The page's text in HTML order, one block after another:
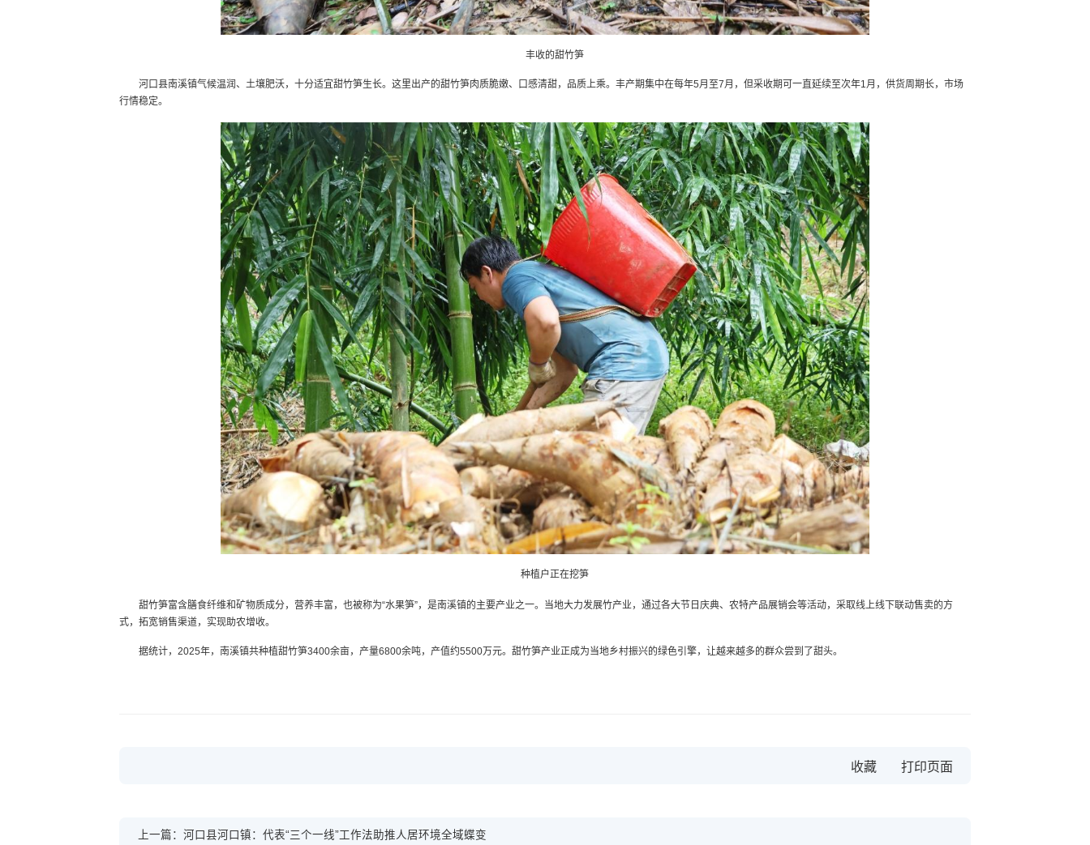
丰收的甜竹笋
河口县南溪镇气候温润、土壤肥沃，十分适宜甜竹笋生长。这里出产的甜竹笋肉质脆嫩、口感清甜，品质上乘。丰产期集中在每年5月至7月，但采收期可一直延续至次年1月，供货周期长，市场
行情稳定。
种植户正在挖笋
甜竹笋富含膳食纤维和矿物质成分，营养丰富，也被称为“水果笋”，是南溪镇的主要产业之一。当地大力发展竹产业，通过各大节日庆典、农特产品展销会等活动，采取线上线下联动售卖的方
式，拓宽销售渠道，实现助农增收。
据统计，2025年，南溪镇共种植甜竹笋3400余亩，产量6800余吨，产值约5500万元。甜竹笋产业正成为当地乡村振兴的绿色引擎，让越来越多的群众尝到了甜头。
收藏
上一篇：河口县河口镇：代表“三个一线”工作法助推人居环境全域蝶变